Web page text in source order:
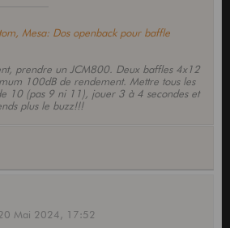
Mesa: Dos openback pour baffle
prendre un JCM800. Deux baffles 4x12
100dB de rendement. Mettre tous les
10 (pas 9 ni 11), jouer 3 à 4 secondes et
plus le buzz!!!
Mai 2024, 17:52